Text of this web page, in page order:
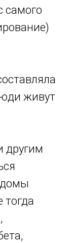
самого
живут
другим
тогда